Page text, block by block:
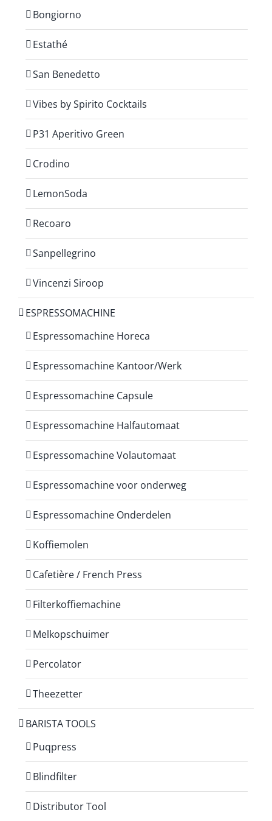
Bongiorno
Estathé
San Benedetto
Vibes by Spirito Cocktails
P31 Aperitivo Green
Crodino
LemonSoda
Recoaro
Sanpellegrino
Vincenzi Siroop
ESPRESSOMACHINE
Espressomachine Horeca
Espressomachine Kantoor/Werk
Espressomachine Capsule
Espressomachine Halfautomaat
Espressomachine Volautomaat
Espressomachine voor onderweg
Espressomachine Onderdelen
Koffiemolen
Cafetière / French Press
Filterkoffiemachine
Melkopschuimer
Percolator
Theezetter
BARISTA TOOLS
Puqpress
Blindfilter
Distributor Tool